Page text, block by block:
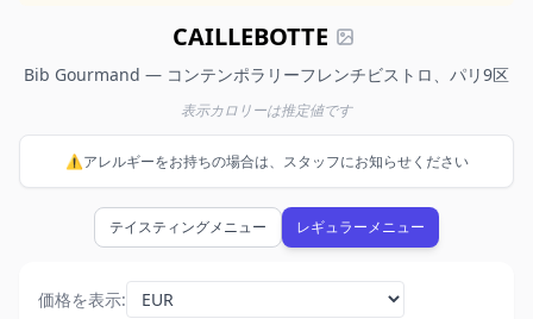
CAILLEBOTTE
Bib Gourmand — コンテンポラリーフレンチビストロ、パリ9区
表示カロリーは推定値です
⚠️アレルギーをお持ちの場合は、スタッフにお知らせください
テイスティングメニュー レギュラーメニュー
価格を表示: